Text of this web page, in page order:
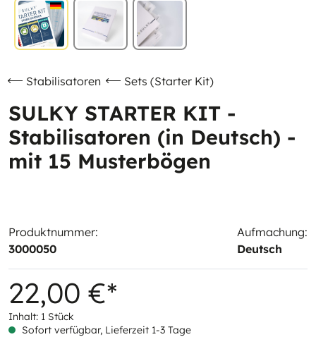
Stabilisatoren Sets (Starter Kit)
SULKY STARTER KIT -
Stabilisatoren (in Deutsch) -
mit 15 Musterbögen
Produktnummer:
3000050
Aufmachung:
Deutsch
22,00 €*
Inhalt: 1 Stück
Sofort verfügbar, Lieferzeit 1-3 Tage